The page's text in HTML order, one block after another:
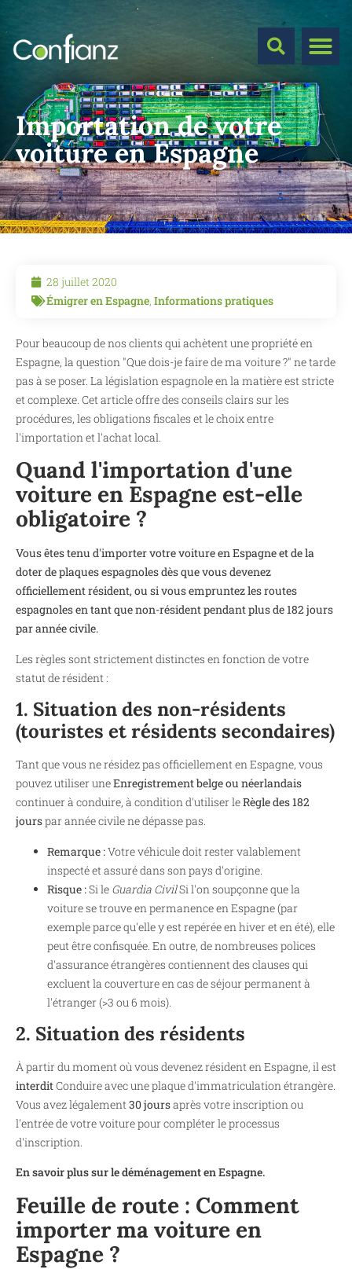
Importation de votre
voiture en Espagne
28 juillet 2020
Émigrer en Espagne, Informations pratiques
Pour beaucoup de nos clients qui achètent une propriété en
Espagne, la question "Que dois-je faire de ma voiture ?" ne tarde
pas à se poser. La législation espagnole en la matière est stricte
et complexe. Cet article offre des conseils clairs sur les
procédures, les obligations fiscales et le choix entre
l'importation et l'achat local.
Quand l'importation d'une
voiture en Espagne est-elle
obligatoire ?
Vous êtes tenu d'importer votre voiture en Espagne et de la
doter de plaques espagnoles dès que vous devenez
officiellement résident, ou si vous empruntez les routes
espagnoles en tant que non-résident pendant plus de 182 jours
par année civile.
Les règles sont strictement distinctes en fonction de votre
statut de résident :
1. Situation des non-résidents
(touristes et résidents secondaires)
Tant que vous ne résidez pas officiellement en Espagne, vous
pouvez utiliser uneEnregistrement belge ou néerlandais
continuer à conduire, à condition d'utiliser leRègle des 182
jourspar année civile ne dépasse pas.
Remarque :Votre véhicule doit rester valablement
inspecté et assuré dans son pays d'origine.
Risque :Si le Guardia CivilSi l'on soupçonne que la
voiture se trouve en permanence en Espagne (par
exemple parce qu'elle y est repérée en hiver et en été), elle
peut être confisquée. En outre, de nombreuses polices
d'assurance étrangères contiennent des clauses qui
excluent la couverture en cas de séjour permanent à
l'étranger (>3 ou 6 mois).
2. Situation des résidents
À partir du moment où vous devenez résident en Espagne, il est
interditConduire avec une plaque d'immatriculation étrangère.
Vous avez légalement30 joursaprès votre inscription ou
l'entrée de votre voiture pour compléter le processus
d'inscription.
En savoir plus sur le déménagement en Espagne.
Feuille de route : Comment
importer ma voiture en
Espagne ?